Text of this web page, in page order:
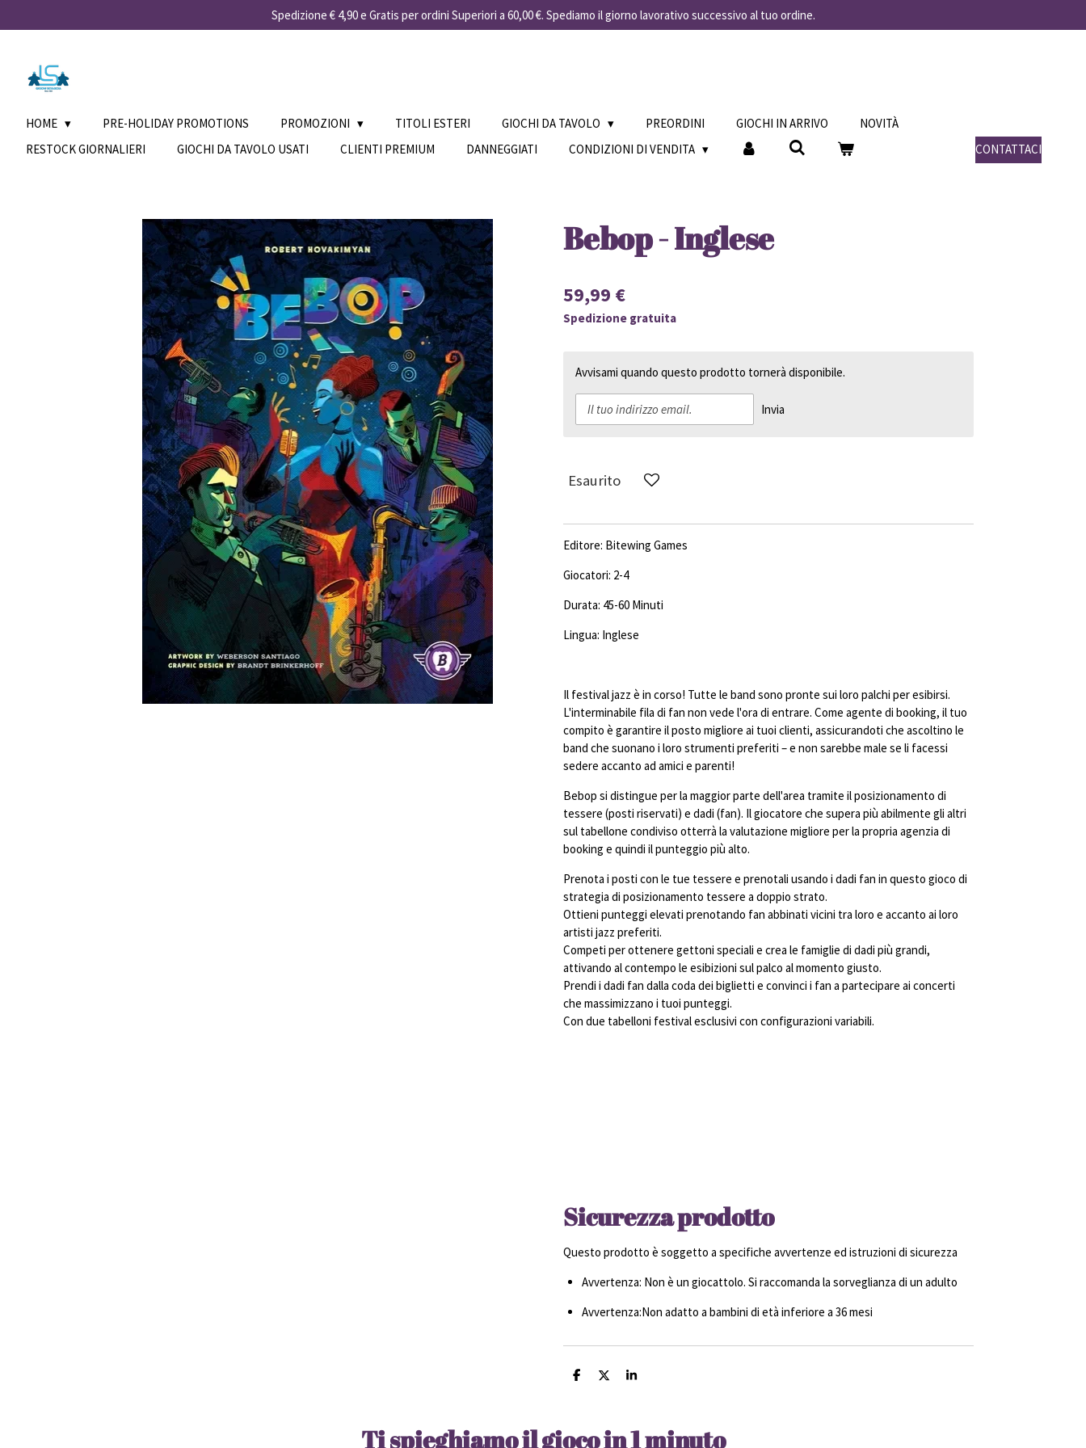
al
principale
Spedizione € 4,90 e Gratis per ordini Superiori a 60,00 €. Spediamo il giorno lavorativo successivo al tuo ordine.
HOME PRE-HOLIDAY PROMOTIONS PROMOZIONI TITOLI ESTERI GIOCHI DA TAVOLO PREORDINI GIOCHI IN ARRIVO
NOVITÀ
RESTOCK GIORNALIERI
GIOCHI DA TAVOLO USATI CLIENTI PREMIUM DANNEGGIATI CONDIZIONI DI VENDITA CONTATTACI
Bebop - Inglese
59,99 €
Spedizione gratuita
Avvisami quando questo prodotto tornerà disponibile.
Invia
Esaurito
Editore: Bitewing Games
Giocatori: 2-4
Durata: 45-60 Minuti
Lingua: Inglese
Il festival jazz è in corso! Tutte le band sono pronte sui loro palchi per esibirsi.
L'interminabile fila di fan non vede l'ora di entrare. Come agente di booking, il tuo
compito è garantire il posto migliore ai tuoi clienti, assicurandoti che ascoltino le
band che suonano i loro strumenti preferiti – e non sarebbe male se li facessi
sedere accanto ad amici e parenti!
Bebop si distingue per la maggior parte dell'area tramite il posizionamento di
tessere (posti riservati) e dadi (fan). Il giocatore che supera più abilmente gli altri
sul tabellone condiviso otterrà la valutazione migliore per la propria agenzia di
booking e quindi il punteggio più alto.
Prenota i posti con le tue tessere e prenotali usando i dadi fan in questo gioco di
strategia di posizionamento tessere a doppio strato.
Ottieni punteggi elevati prenotando fan abbinati vicini tra loro e accanto ai loro
artisti jazz preferiti.
Competi per ottenere gettoni speciali e crea le famiglie di dadi più grandi,
attivando al contempo le esibizioni sul palco al momento giusto.
Prendi i dadi fan dalla coda dei biglietti e convinci i fan a partecipare ai concerti
che massimizzano i tuoi punteggi.
Con due tabelloni festival esclusivi con configurazioni variabili.
Sicurezza prodotto
Questo prodotto è soggetto a specifiche avvertenze ed istruzioni di sicurezza
Avvertenza: Non è un giocattolo. Si raccomanda la sorveglianza di un adulto
Avvertenza:Non adatto a bambini di età inferiore a 36 mesi
C
v
C
i
v
C
i
Ti spieghiamo il gioco in 1 minuto